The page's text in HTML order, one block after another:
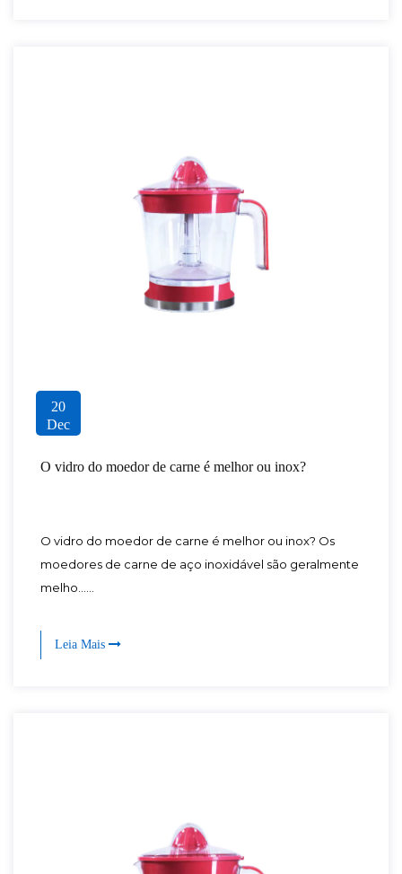
20
Dec
O vidro do moedor de carne é melhor ou inox?
O vidro do moedor de carne é melhor ou inox? Os
moedores de carne de aço inoxidável são geralmente
melho......
Leia Mais